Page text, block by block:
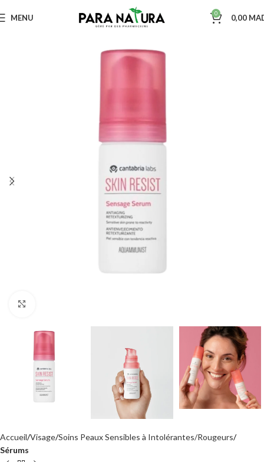
MENU 0 0,00
Accueil Visage Soins Peaux Sensibles à Intolérantes/Rougeurs
Sérums